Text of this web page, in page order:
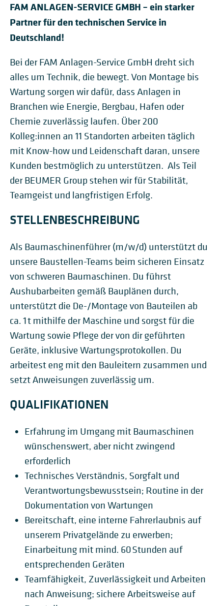
FAM ANLAGEN-SERVICE GMBH – ein starker
Partner für den technischen Service in
Deutschland!
Bei der FAM Anlagen-Service GmbH dreht sich
alles um Technik, die bewegt. Von Montage bis
Wartung sorgen wir dafür, dass Anlagen in
Branchen wie Energie, Bergbau, Hafen oder
Chemie zuverlässig laufen. Über 200
Kolleg:innen an 11 Standorten arbeiten täglich
mit Know-how und Leidenschaft daran, unsere
Kunden bestmöglich zu unterstützen. Als Teil
der BEUMER Group stehen wir für Stabilität,
Teamgeist und langfristigen Erfolg.
STELLENBESCHREIBUNG
Als Baumaschinenführer (m/w/d) unterstützt du
unsere Baustellen-Teams beim sicheren Einsatz
von schweren Baumaschinen. Du führst
Aushubarbeiten gemäß Bauplänen durch,
unterstützt die De-/Montage von Bauteilen ab
ca. 1 t mithilfe der Maschine und sorgst für die
Wartung sowie Pflege der von dir geführten
Geräte, inklusive Wartungsprotokollen. Du
arbeitest eng mit den Bauleitern zusammen und
setzt Anweisungen zuverlässig um.
QUALIFIKATIONEN
Erfahrung im Umgang mit Baumaschinen
wünschenswert, aber nicht zwingend
erforderlich
Technisches Verständnis, Sorgfalt und
Verantwortungsbewusstsein; Routine in der
Dokumentation von Wartungen
Bereitschaft, eine interne Fahrerlaubnis auf
unserem Privatgelände zu erwerben;
Einarbeitung mit mind. 60 Stunden auf
entsprechenden Geräten
Teamfähigkeit, Zuverlässigkeit und Arbeiten
nach Anweisung; sichere Arbeitsweise auf